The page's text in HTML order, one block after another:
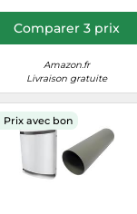
Comparer 3 prix
Amazon.fr
Livraison gratuite
Prix avec bon